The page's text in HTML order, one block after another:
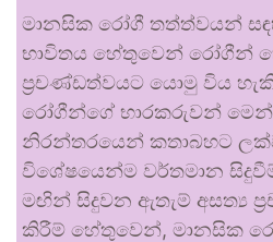
මානසික රෝගී තත්ත්වයන්
භාවිතය හේතුවෙන් රෝගීන්
ප්‍රචණ්ඩත්වයට යොමු විය
රෝගීන්ගේ භාරකරුවන්
නිරන්තරයෙන් කතාබහට
විශේෂයෙන්ම වර්තමාන
මඟින් සිදුවන ඇතැම් අසත්‍ය
කිරීම් හේතුවෙන්, මානසික